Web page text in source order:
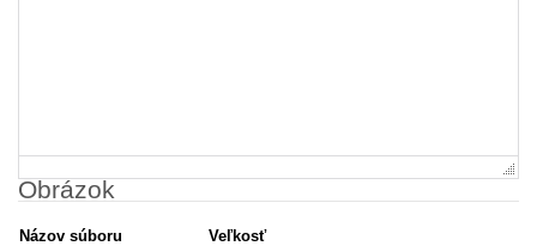
Obrázok
Názov súboru
Veľkosť